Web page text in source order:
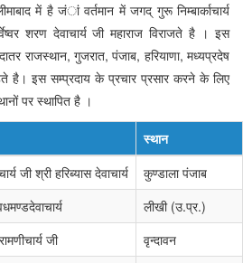
में है जंां वर्तमान में जगद् गुरू निम्बार्काचार्य
शरण देवाचार्य जी महाराज विराजते है । इस
राजस्थान, गुजरात, पंजाब, हरियाणा, मध्यप्रदेष
है। इस सम्प्रदाय के प्रचार प्रसार करने के लिए
पर स्थापित है ।
स्थान
जी श्री हरिब्यास देवाचार्य
कुण्डाला पंजाब
लीखी (उ.प्र.)
जी
वृन्दावन